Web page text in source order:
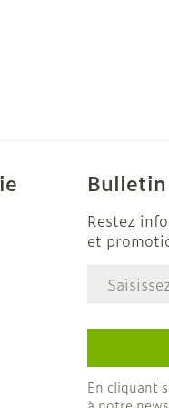
Restez
et
En cliquant